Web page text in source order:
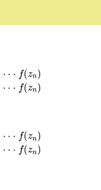
⋅ ⋅ ⋅ f(zn)
⋅ ⋅ ⋅ f(zn)
⋅ ⋅ ⋅ f(zn)
⋅ ⋅ ⋅ f(zn)